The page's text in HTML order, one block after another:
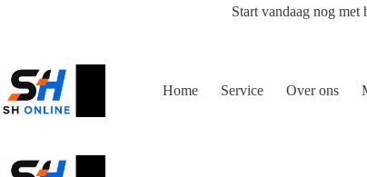
Start vandaag nog
Home Service Over ons